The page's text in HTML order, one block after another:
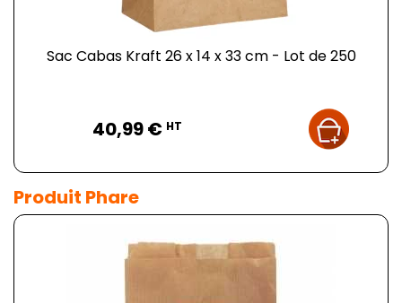
Sac Cabas Kraft 26 x 14 x 33 cm - Lot de 250
40,99 € HT
Produit Phare